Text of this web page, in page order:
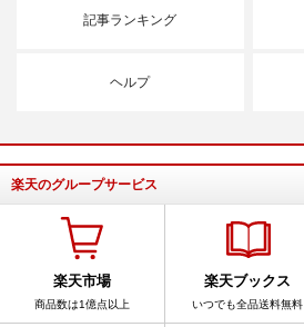
記事ランキング
ヘルプ
楽天のグループサービス
楽天市場
商品数は1億点以上
楽天ブックス
いつでも全品送料無料